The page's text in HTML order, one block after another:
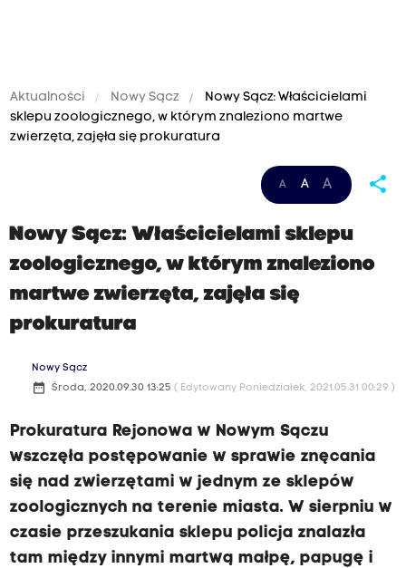
Aktualności Nowy Sącz
Nowy Sącz: Właścicielami
sklepu zoologicznego, w którym znaleziono martwe
zwierzęta, zajęła się prokuratura
A A A share
Nowy Sącz: Właścicielami sklepu
zoologicznego, w którym znaleziono
martwe zwierzęta, zajęła się
prokuratura
Nowy Sącz
date_range Środa, 2020.09.30 13:25 ( Edytowany Poniedziałek, 2021.05.31 00:29 )
Prokuratura Rejonowa w Nowym Sączu
wszczęła postępowanie w sprawie znęcania
się nad zwierzętami w jednym ze sklepów
zoologicznych na terenie miasta. W sierpniu w
czasie przeszukania sklepu policja znalazła
tam między innymi martwą małpę, papugę i